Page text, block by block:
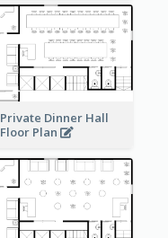
Private Dinner Hall
Floor Plan